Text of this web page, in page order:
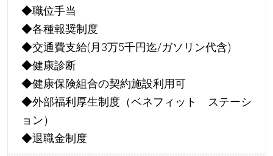
◆職位手当
◆各種報奨制度
◆交通費支給(月3万5千円迄/ガソリン代含)
◆健康診断
◆健康保険組合の契約施設利用可
◆外部福利厚生制度（ベネフィット ステーシ
ョン）
◆退職金制度